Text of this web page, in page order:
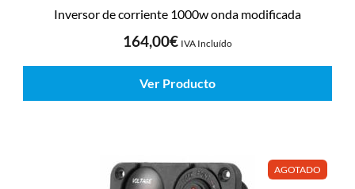
Inversor de corriente 1000w onda modificada
164,00€ IVA Incluído
Ver Producto
AGOTADO